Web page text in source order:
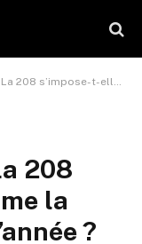
comme la grande vedette de l’année ?
208
la
?